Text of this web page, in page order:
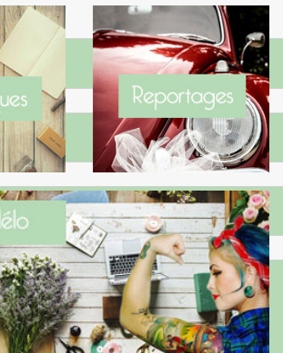
e-mail et mon site dans le navigateur pour mon prochain commentaire.